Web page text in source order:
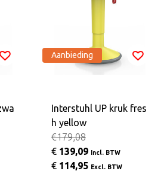
Aanbieding
Interstuhl UP kruk fres
h yellow
€179,08
€ 139,09 Incl. BTW
€ 114,95 Excl. BTW